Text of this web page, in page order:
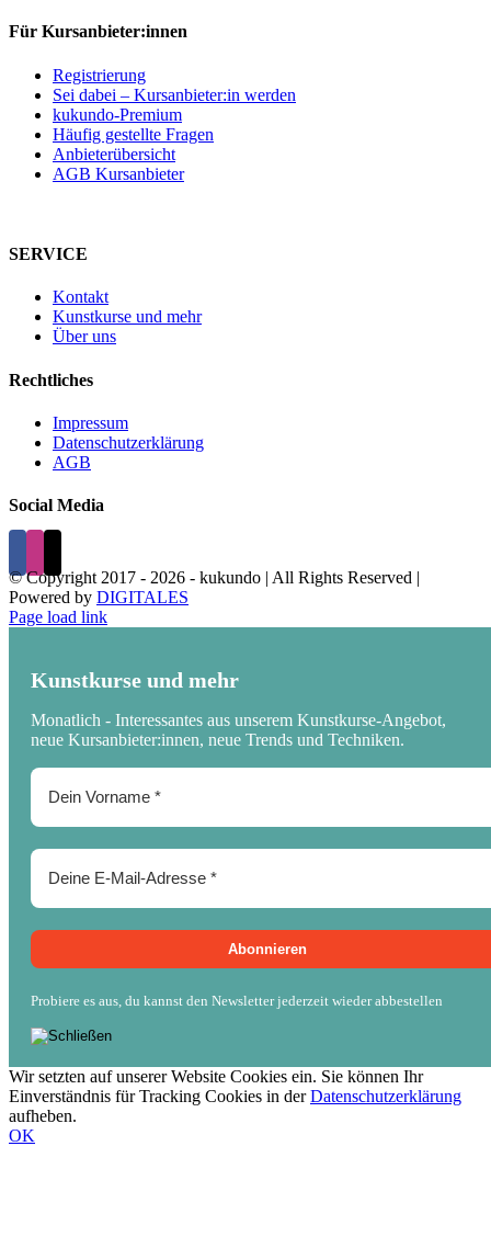
Für Kursanbieter:innen
Registrierung
Sei dabei – Kursanbieter:in werden
kukundo-Premium
Häufig gestellte Fragen
Anbieterübersicht
AGB Kursanbieter
SERVICE
Kontakt
Kunstkurse und mehr
Über uns
Rechtliches
Impressum
Datenschutzerklärung
AGB
Social Media
© Copyright 2017 - 2026 - kukundo | All Rights Reserved |
Powered by DIGITALES
Page load link
Kunstkurse und mehr
Monatlich - Interessantes aus unserem Kunstkurse-Angebot,
neue Kursanbieter:innen, neue Trends und Techniken.
Probiere es aus, du kannst den Newsletter jederzeit wieder abbestellen
Wir setzten auf unserer Website Cookies ein. Sie können Ihr
Einverständnis für Tracking Cookies in derDatenschutzerklärung
aufheben.
OK